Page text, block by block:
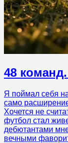
48
Я поймал себя
само
Хочется не
футбол стал
дебютантами
вечными